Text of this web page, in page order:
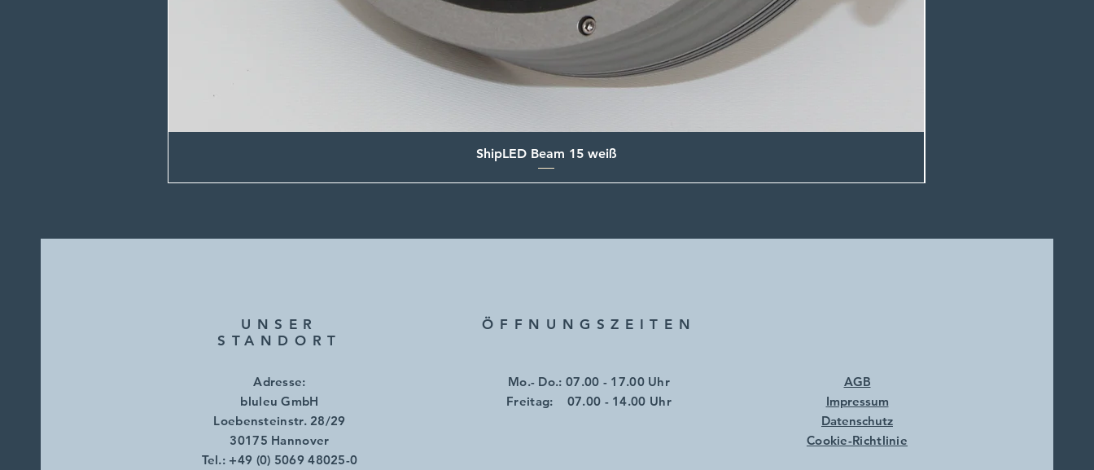
ShipLED Beam 15 weiß
UNSER
STANDORT
Adresse:
bluleu GmbH
Loebensteinstr. 28/29
30175 Hannover
Tel.: +49 (0) 5069 48025-0
ÖFFNUNGSZEITE N
Mo.- Do.: 07.00 - 17.00 Uhr
​​Freitag: 07.00 - 14.00 Uhr
AGB
Impressum
Datenschutz
Cookie-Richtlinie